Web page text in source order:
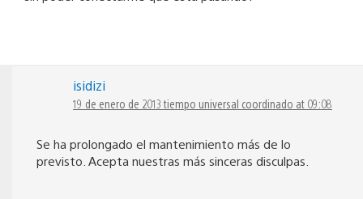
isidizi
19 de enero de 2013 tiempo universal coordinado at 09:08
Se ha prolongado el mantenimiento más de lo
previsto. Acepta nuestras más sinceras disculpas.